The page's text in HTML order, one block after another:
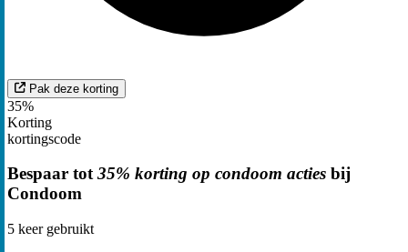
Pak deze korting
35%
Korting
kortingscode
Bespaar tot35% korting op condoom acties bij
Condoom
5 keer gebruikt